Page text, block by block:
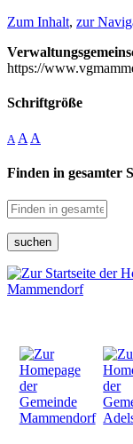
Zum Inhalt, zur
https://
Schriftgröße
A A A
Finden in gesamter
suchen